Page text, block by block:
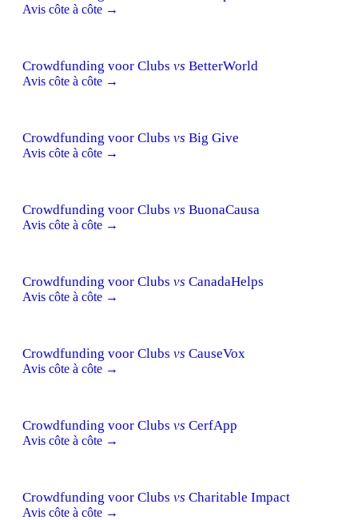
Avis côte à côte →
Crowdfunding voor Clubs vs BetterWorld
Avis côte à côte →
Crowdfunding voor Clubs vs Big Give
Avis côte à côte →
Crowdfunding voor Clubs vs BuonaCausa
Avis côte à côte →
Crowdfunding voor Clubs vs CanadaHelps
Avis côte à côte →
Crowdfunding voor Clubs vs CauseVox
Avis côte à côte →
Crowdfunding voor Clubs vs CerfApp
Avis côte à côte →
Crowdfunding voor Clubs vs Charitable Impact
Avis côte à côte →